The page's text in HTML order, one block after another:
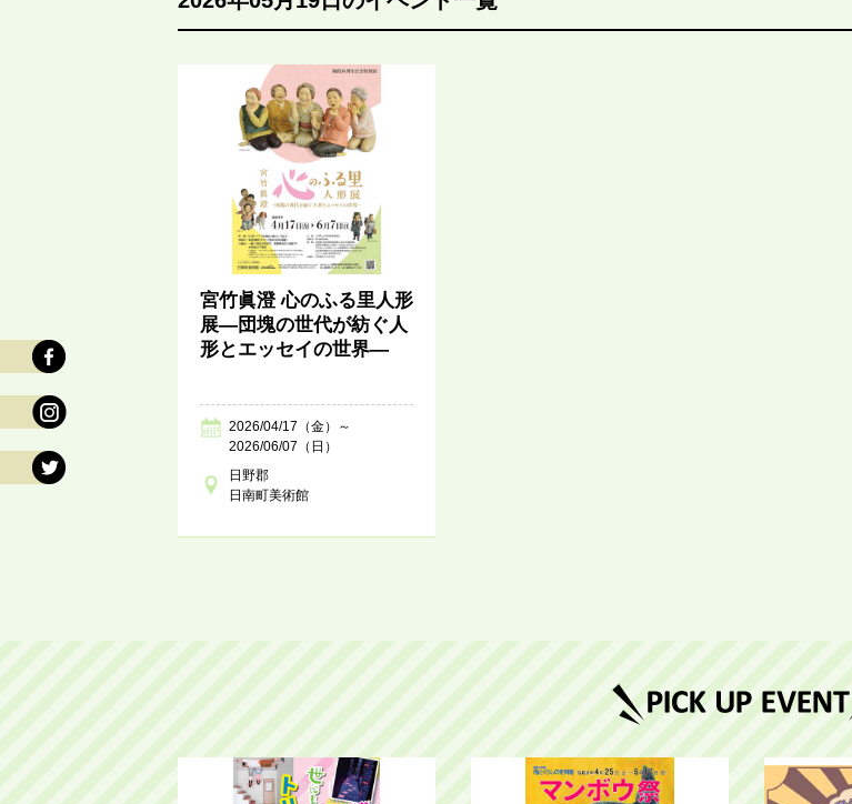
宮竹眞澄 心のふる里人形
展―団塊の世代が紡ぐ人
形とエッセイの世界―
2026/04/17（金）～
2026/06/07（日）
日野郡
日南町美術館